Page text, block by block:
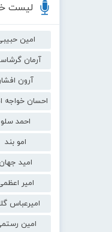
لیست
امین
آرمان
آرون افشار
احسان خواجه
احمد سلو
امو بند
امید جهان
امیر
امیرعباس
امین